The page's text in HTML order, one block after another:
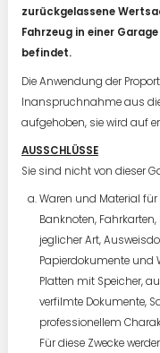
zurückgelassene
Fahrzeug in einer
befindet.
Die Anwendung der
Inanspruchnahme aus
aufgehoben, sie wird auf
AUSSCHLÜSSE
Sie sind nicht von dieser
Waren und Material
Banknoten,
jeglicher Art,
Papierdokumente und
Platten mit Speicher,
verfilmte Dokumente,
professionellem
Für diese Zwecke